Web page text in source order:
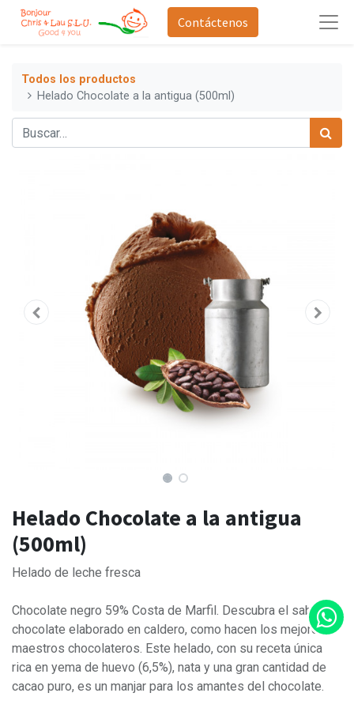
Contáctenos
Todos los productos
Helado Chocolate a la antigua (500ml)
Helado Chocolate a la antigua
(500ml)
Helado de leche fresca
Chocolate negro 59% Costa de Marfil. Descubra el sabor a
chocolate elaborado en caldero, como hacen los mejores
maestros chocolateros. Este helado, con su receta única
rica en yema de huevo (6,5%), nata y una gran cantidad de
cacao puro, es un manjar para los amantes del chocolate.